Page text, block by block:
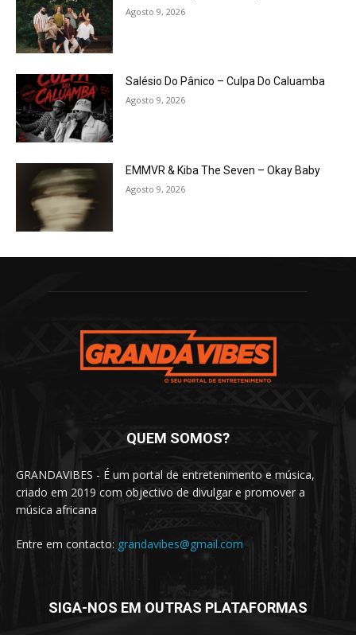
Agosto 9, 2026
Salésio Do Pânico – Culpa Do Caluamba
Agosto 9, 2026
EMMVR & Kiba The Seven – Okay Baby
Agosto 9, 2026
QUEM SOMOS?
GRANDAVIBES - É um portal de entretenimento e música,
criado em 2019 com objectivo de divulgar e promover a
música africana
Entre em contacto: grandavibes@gmail.com
SIGA-NOS EM OUTRAS PLATAFORMAS